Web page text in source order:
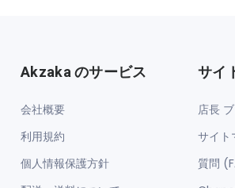
Akzaka のサービス
会社概要
利用規約
個人情報保護方針
サイ
店長
サイト
質問